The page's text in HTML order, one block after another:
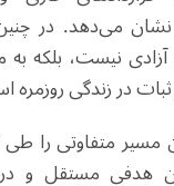
می‌دهد. در
نیست، بلکه به
در زندگی روزمره
مسیر متفاوتی را
هدفی مستقل و